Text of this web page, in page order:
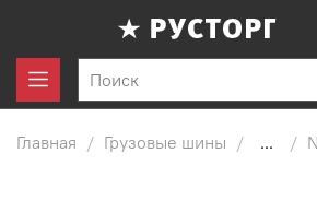
Главная Грузовые шины ...